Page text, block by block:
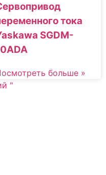
тока
SGDM-
больше »
"